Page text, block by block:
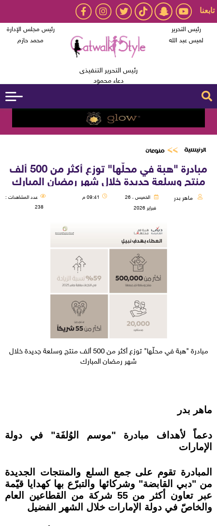
تابعنا
رئيس التحرير
لميس عبد الله
رئيس التحرير التنفيذى
دعاء محمود
رئيس مجلس الإدارة
محمد حازم
الرئيسية منوعات
مبادرة "هبة في محلّها" توزع أكثر من 500 ألف
منتج وسلعة جديدة خلال شهر رمضان المبارك
ماهر بدر
الخميس ، 26
فبراير 2026
09:41 م
عدد المشاهدات :
238
مبادرة "هبة في محلّها" توزع أكثر من 500 ألف منتج وسلعة جديدة خلال
شهر رمضان المبارك
ماهر بدر
دعماً لأهداف مبادرة "موسم الوُلفَة" في دولة
الإمارات
المبادرة تقوم على جمع السلع والمنتجات الجديدة
من "دبي القابضة" وشركائها والتبرّع بها كهدايا قيّمة
عبر تعاون أكثر من 55 شركة من القطاعين العام
والخاصّ في دولة الإمارات خلال الشهر الفضيل